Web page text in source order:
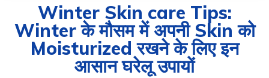
Winter Skin care Tips:
Winter के मौसम में अपनी Skin को
Moisturized रखने के लिए इन
आसान घरेलू उपायों